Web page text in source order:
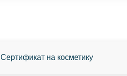
Сертификат на косметику